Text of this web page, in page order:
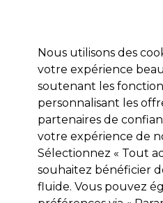
Marques Bons plans Coiffure
Livraison
lire la
L.C.P Professionnel Paris
L.C.P
Nous utilisons des
votre expérience
soutenant les
personnalisant les
partenaires de
votre expérience de
Sélectionnez « Tout
souhaitez bénéficier
fluide. Vous pouvez